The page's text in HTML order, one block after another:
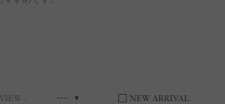
VIEW --- NEW ARRIVAL